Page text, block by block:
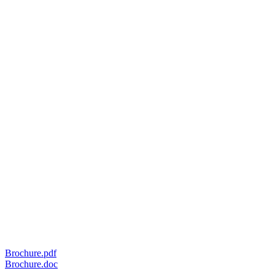
Brochure.pdf
Brochure.doc